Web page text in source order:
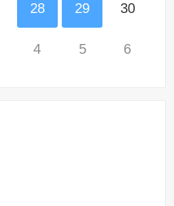
28 29 30
4 5 6